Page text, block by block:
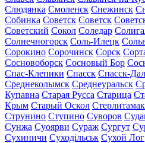
Слюдянка Смоленск Снежинск
Собинка Советск Советск
Советский Сокол Соледар
Солнечногорск Соль-Илецк
Сорокино Сорочинск Сорск
Сосновоборск Сосновый Бор
Спас-Клепики Спасск Спасск-
Среднеколымск Среднеуральск
Купавна Старая Русса Старица
Крым Старый Оскол Стерлитамак
Струнино Ступино Суворов
Сунжа Суоярви Сураж Сургут
Сухиничи Суходільськ Сухой Лог